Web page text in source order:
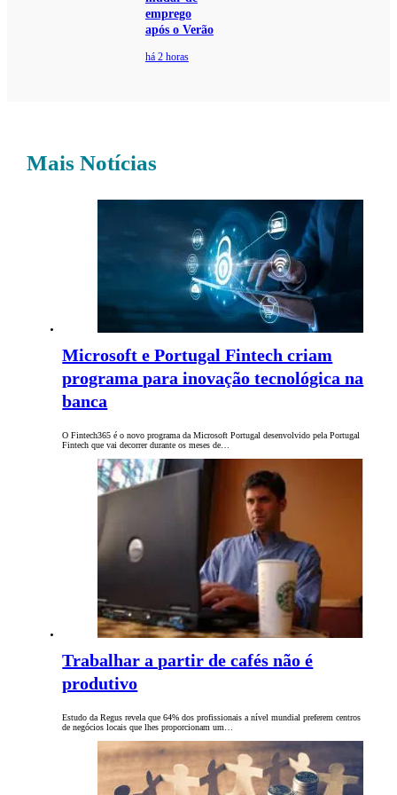
emprego
após o Verão
há 2 horas
Mais Notícias
Microsoft e Portugal Fintech criam
programa para inovação tecnológica na
banca
O Fintech365 é o novo programa da Microsoft Portugal desenvolvido pela Portugal
Fintech que vai decorrer durante os meses de…
Trabalhar a partir de cafés não é
produtivo
Estudo da Regus revela que 64% dos profissionais a nível mundial preferem centros
de negócios locais que lhes proporcionam um…